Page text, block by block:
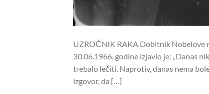
UZROČNIK RAKA Dobitnik Nobelove
30.06.1966. godine izjavio je: „Danas
trebalo lečiti. Naprotiv, danas nema
izgovor, da […]